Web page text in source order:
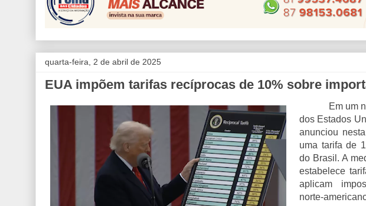
quarta-feira, 2 de abril de 2025
EUA impõem tarifas recíprocas de 10% sobre
Em um
dos Estados
anunciou
uma tarifa de
do Brasil. A
estabelece
aplicam
norte-